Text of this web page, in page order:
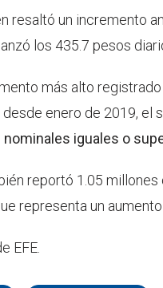
resaltó un incremento
los 435.7 pesos
más alto
desde enero de 2019, el
iguales o
reportó 1.05
representa un aumento
EFE.